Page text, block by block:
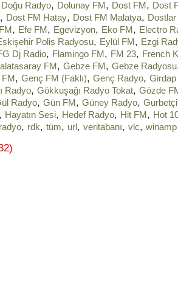
Doğu Radyo, Dolunay FM, Dost FM, Dost
, Dost FM Hatay, Dost FM Malatya,
, Efe FM, Egevizyon, Eko FM, Electro
Polis Radyosu, Eylül FM, Ezgi
Dj Radio, Flamingo FM, FM 23, French
FM, Gebze FM, Gebze Radyosu
, Genç FM (Faklı), Genç Radyo,
Radyo, Gökkuşağı Radyo Tokat, Gözde
Radyo, Gün FM, Güney Radyo,
, Hayatın Sesi, Hedef Radyo, Hit FM, Hot
radyo, rdk, tüm, url, veritabanı, vlc, winamp